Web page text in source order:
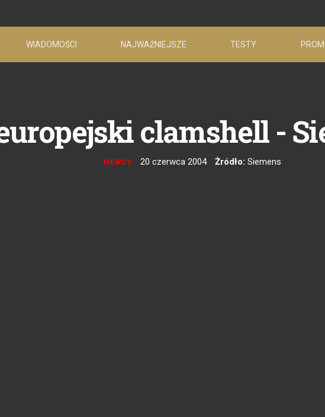
WIADOMOŚCI NAJWAŻNIEJSZE TESTY
clamshell -
NEWSY 20 czerwca 2004 Żródło: Siemens